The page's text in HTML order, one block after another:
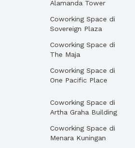
Alamanda Tower
Coworking Space di
Sovereign Plaza
Coworking Space di
The Maja
Coworking Space di
One Pacific Place
Coworking Space di
Artha Graha Building
Coworking Space di
Menara Kuningan